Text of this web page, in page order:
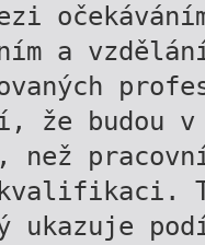
a
že budou
než
ukazuje